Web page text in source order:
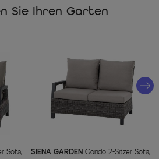
Sie Ihren Garten
SIENA GARDEN